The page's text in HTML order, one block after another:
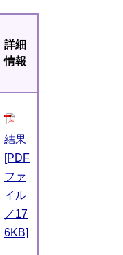
詳細
情報
結果
[PDF
ファ
イル
／17
6KB]